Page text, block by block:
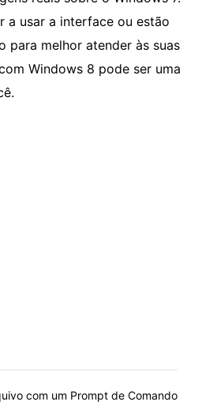
a usar a interface ou estão
para melhor atender às suas
Windows 8 pode ser uma
com um Prompt de Comando